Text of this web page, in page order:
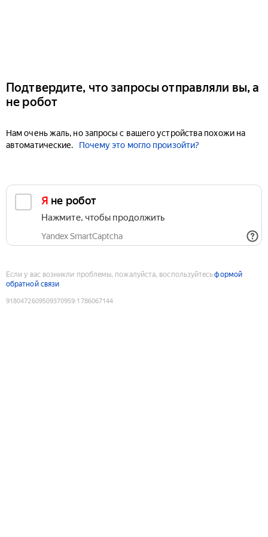
Подтвердите, что запросы отправляли вы, а
не робот
Нам очень жаль, но запросы с вашего устройства похожи на
автоматические.
Почему это могло произойти?
Я не робот
Нажмите, чтобы продолжить
Yandex SmartCaptcha
Если у вас возникли проблемы, пожалуйста, воспользуйтесьформой
обратной связи
9180472609509370959:1786067144